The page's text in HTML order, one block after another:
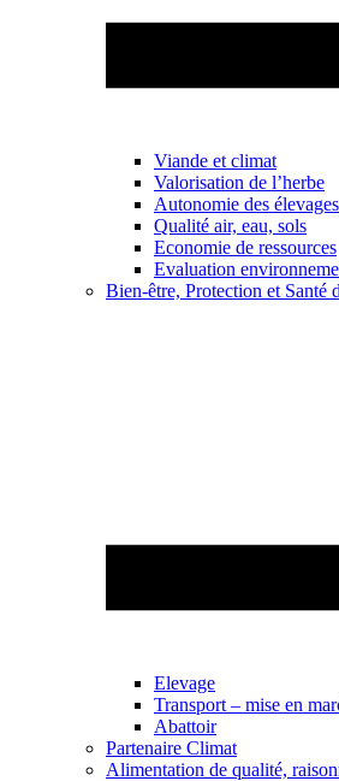
Viande et climat
Valorisation de l’herbe
Autonomie des élevages
Qualité air, eau, sols
Economie de ressources
Evaluation
Bien-être, Protection et Santé
Elevage
Transport – mise en
Abattoir
Partenaire Climat
Alimentation de qualité,